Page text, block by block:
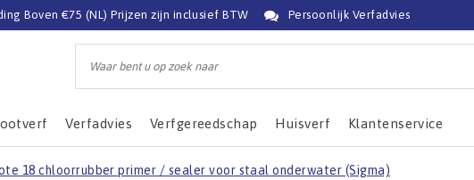
Boven €75 (NL) Prijzen zijn inclusief BTW Persoonlijk Verfadvies
Verfadvies Verfgereedschap Huisverf Klantenservice
18 chloorrubber primer / sealer voor staal onderwater (Sigma)